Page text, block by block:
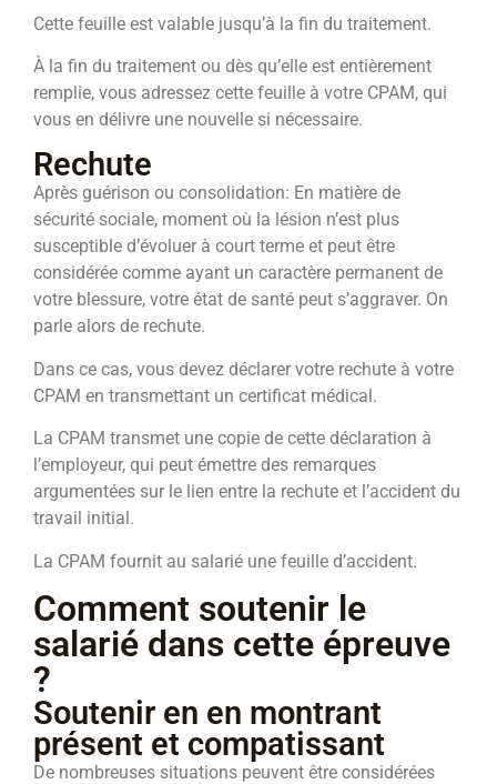
Cette feuille est valable jusqu’à la fin du traitement.
À la fin du traitement ou dès qu’elle est entièrement
remplie, vous adressez cette feuille à votre CPAM, qui
vous en délivre une nouvelle si nécessaire.
Rechute
Après guérison ou consolidation: En matière de
sécurité sociale, moment où la lésion n’est plus
susceptible d’évoluer à court terme et peut être
considérée comme ayant un caractère permanent de
votre blessure, votre état de santé peut s’aggraver. On
parle alors de rechute.
Dans ce cas, vous devez déclarer votre rechute à votre
CPAM en transmettant un certificat médical.
La CPAM transmet une copie de cette déclaration à
l’employeur, qui peut émettre des remarques
argumentées sur le lien entre la rechute et l’accident du
travail initial.
La CPAM fournit au salarié une feuille d’accident.
Comment soutenir le
salarié dans cette épreuve
?
Soutenir en en montrant
présent et compatissant
De nombreuses situations peuvent être considérées